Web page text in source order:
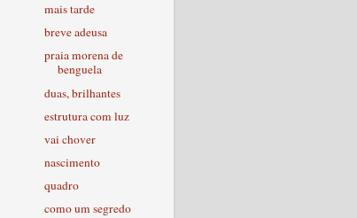
mais tarde
breve adeusa
praia morena de
benguela
duas, brilhantes
estrutura com luz
vai chover
nascimento
quadro
como um segredo